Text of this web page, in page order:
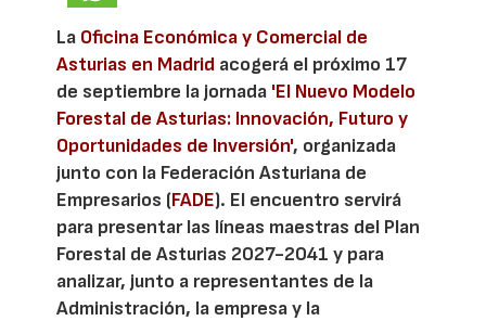
La Oficina Económica y Comercial de
Asturias en Madrid acogerá el próximo 17
de septiembre la jornada 'El Nuevo Modelo
Forestal de Asturias: Innovación, Futuro y
Oportunidades de Inversión', organizada
junto con la Federación Asturiana de
Empresarios (FADE). El encuentro servirá
para presentar las líneas maestras del Plan
Forestal de Asturias 2027-2041 y para
analizar, junto a representantes de la
Administración, la empresa y la